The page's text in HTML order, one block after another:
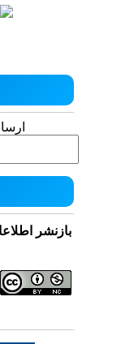
بازنشر